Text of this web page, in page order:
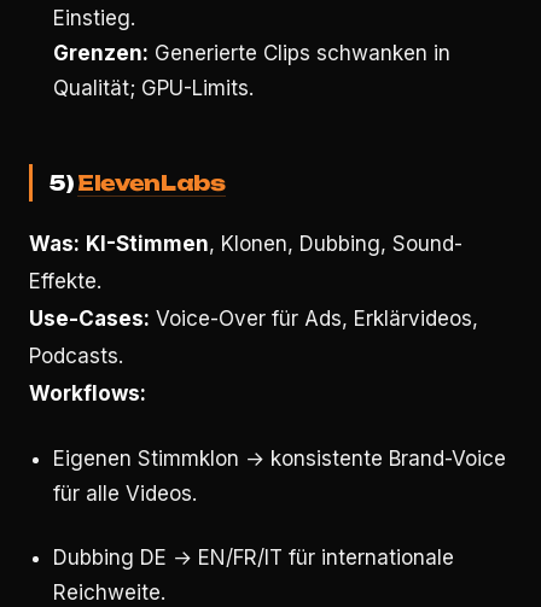
Einstieg.
Grenzen: Generierte Clips schwanken in
Qualität; GPU-Limits.
5)ElevenLabs
Was: KI-Stimmen, Klonen, Dubbing, Sound-
Effekte.
Use-Cases: Voice-Over für Ads, Erklärvideos,
Podcasts.
Workflows:
Eigenen Stimmklon → konsistente Brand-Voice
für alle Videos.
Dubbing DE → EN/FR/IT für internationale
Reichweite.